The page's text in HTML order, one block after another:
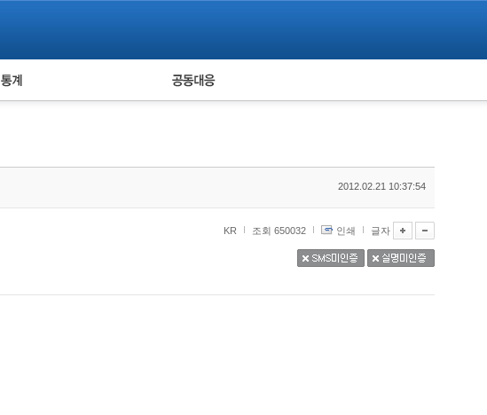
누적 피해사례 통계 피해자 공동대응
2012.02.21 10:37:54
KR 조회 650032 인쇄 글자